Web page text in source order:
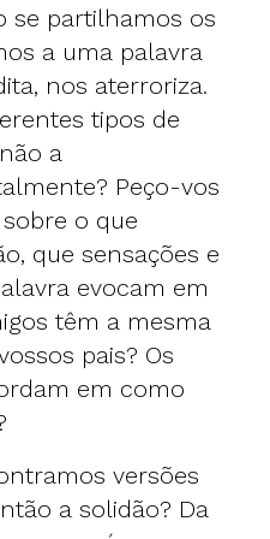
se partilhamos os
a uma palavra
nos aterroriza.
tipos de
a
Peço-vos
o que
que sensações e
evocam em
têm a mesma
pais? Os
em como
versões
a solidão? Da